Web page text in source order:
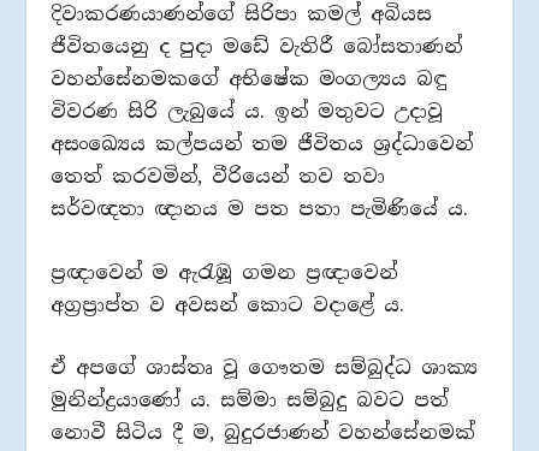
දිවාකරණයාණන්ගේ සිරිපා කමල් අබියස
ජීවිතයෙනු ද පුදා මඩේ වැතිරී බෝසතාණන්
වහන්සේනමකගේ අභිෂේක මංගල්‍යය බඳු
විවරණ සිරි ලැබුයේ ය. ඉන් මතුවට උදාවූ
අසංඛ්‍යෙය කල්පයන් තම ජීවිතය ශ්‍රද්ධාවෙන්
තෙත් කරවමින්, වීරියෙන් තව තවා
සර්වඥතා ඥානය ම පත පතා පැමිණියේ ය.
ප්‍රඥාවෙන් ම ඇරැඹූ ගමන ප්‍රඥාවෙන්
අග්‍රප්‍රාප්ත ව අවසන් කොට වදාළේ ය.
ඒ අපගේ ශාස්තෘ වූ ගෞතම සම්බුද්ධ ශාක්‍ය
මුනින්ද්‍රයාණෝ ය. සම්මා සම්බුදු බවට පත්
නොවී සිටිය දී ම, බුදුරජාණන් වහන්සේනමක්